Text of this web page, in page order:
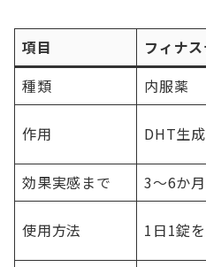
項目 フィナ
種類
内服薬
作用 DHT生
効果実感まで
3〜6か月
使用方法 1日1錠